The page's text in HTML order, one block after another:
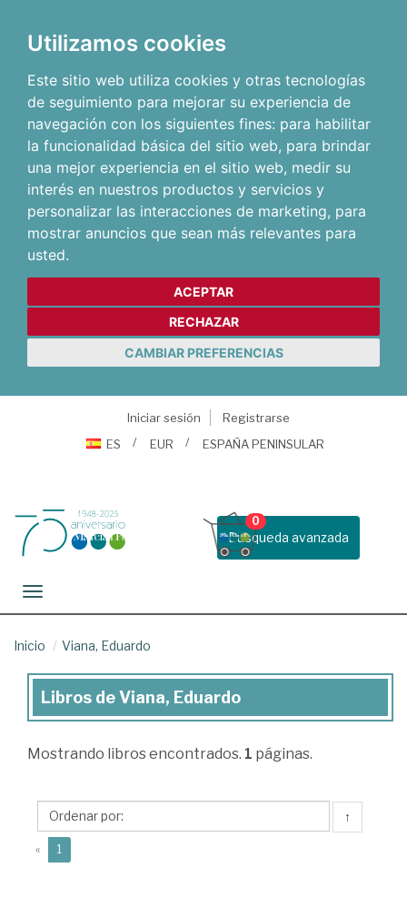
Utilizamos cookies
Este sitio web utiliza cookies y otras tecnologías
de seguimiento para mejorar su experiencia de
navegación con los siguientes fines: para habilitar
la funcionalidad básica del sitio web, para brindar
una mejor experiencia en el sitio web, medir su
interés en nuestros productos y servicios y
personalizar las interacciones de marketing, para
mostrar anuncios que sean más relevantes para
usted.
ACEPTAR
RECHAZAR
CAMBIAR PREFERENCIAS
Iniciar sesión
Registrarse
ES
EUR ESPAÑA PENINSULAR
Busqueda avanzada
0
Toggle navigation
Inicio Viana, Eduardo
Libros
Viana,
Libros de Viana, Eduardo
Mostrando libros encontrados. 1 páginas.
↑
« 1